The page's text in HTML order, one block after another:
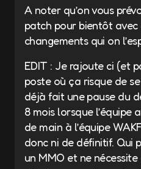
A noter qu’on vous
patch pour bientôt avec
changements qui on
EDIT : Je rajoute ci (et
poste où ça risque de
déjà fait une pause du
8 mois lorsque l’équipe
de main à l’équipe
donc ni de définitif. Qui
un MMO et ne